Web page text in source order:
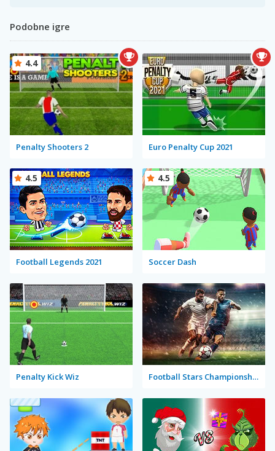
Podobne igre
Penalty Shooters 2
4.4
Euro Penalty Cup 2021
Football Legends 2021
4.5
Soccer Dash
4.5
Penalty Kick Wiz Football Stars Championship